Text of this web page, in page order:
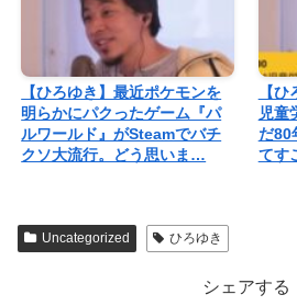
【ひろゆき】最近ポケモンを
明らかにパクったゲーム『パ
ルワールド』がSteamでバチ
クソ大流行。どう思いま…
【
児童
だ80
てす
Uncategorized ひろゆき
シェアする